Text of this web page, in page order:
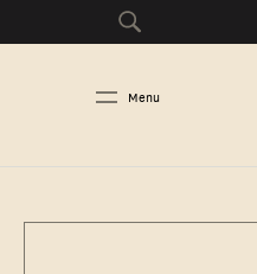
Menu